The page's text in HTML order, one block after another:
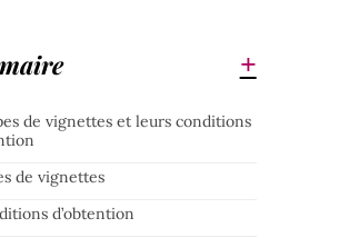
de vignettes et leurs conditions
de vignettes
d’obtention